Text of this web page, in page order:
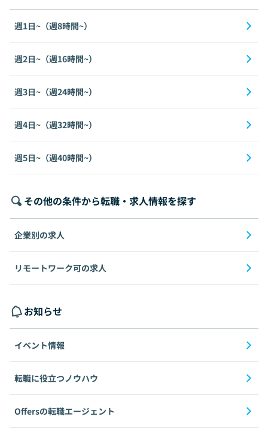
週1日~（週8時間~）
週2日~（週16時間~）
週3日~（週24時間~）
週4日~（週32時間~）
週5日~（週40時間~）
その他の条件から転職・求人情報を探す
企業別の求人
リモートワーク可の求人
お知らせ
イベント情報
転職に役立つノウハウ
Offersの転職エージェント